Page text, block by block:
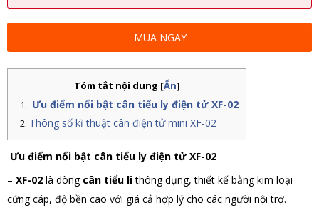
MUA NGAY
Tóm tắt nội dung [Ẩn]
Ưu điểm nổi bật cân tiểu ly điện tử XF-02
Thông số kĩ thuật cân điện tử mini XF-02
Ưu điểm nổi bật cân tiểu ly điện tử XF-02
– XF-02 là dòng cân tiểu lithông dụng, thiết kế bằng kim loại
cứng cáp, độ bền cao với giá cả hợp lý cho các người nội trợ.